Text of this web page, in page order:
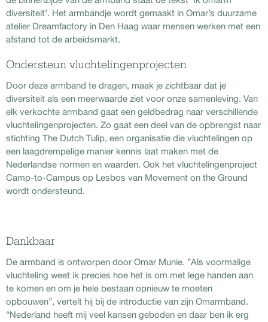
diversiteit’. Het armbandje wordt gemaakt in Omar’s duurzame
atelier Dreamfactory in Den Haag waar mensen werken met een
afstand tot de arbeidsmarkt.
Ondersteun vluchtelingenprojecten
Door deze armband te dragen, maak je zichtbaar dat je
diversiteit als een meerwaarde ziet voor onze samenleving. Van
elk verkochte armband gaat een geldbedrag naar verschillende
vluchtelingenprojecten. Zo gaat een deel van de opbrengst naar
stichting The Dutch Tulip, een organisatie die vluchtelingen op
een laagdrempelige manier kennis laat maken met de
Nederlandse normen en waarden. Ook het vluchtelingenproject
Camp-to-Campus op Lesbos van Movement on the Ground
wordt ondersteund.
Dankbaar
De armband is ontworpen door Omar Munie. ”Als voormalige
vluchteling weet ik precies hoe het is om met lege handen aan
te komen en om je hele bestaan opnieuw te moeten
opbouwen”, vertelt hij bij de introductie van zijn Omarmband.
“Nederland heeft mij veel kansen geboden en daar ben ik erg